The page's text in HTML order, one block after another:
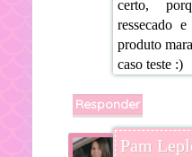
certo,
ressecado
produto
caso teste :)
Responder
Pam